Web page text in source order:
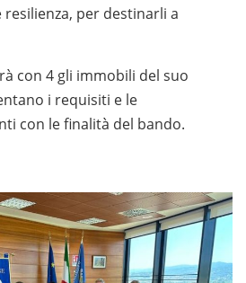
per destinarli a
con 4 gli immobili del suo
i requisiti e le
con le finalità del bando.